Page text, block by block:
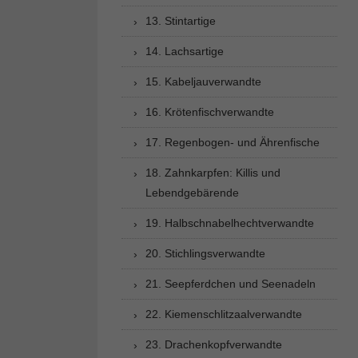
13. Stintartige
14. Lachsartige
15. Kabeljauverwandte
16. Krötenfischverwandte
17. Regenbogen- und Ährenfische
18. Zahnkarpfen: Killis und
Lebendgebärende
19. Halbschnabelhechtverwandte
20. Stichlingsverwandte
21. Seepferdchen und Seenadeln
22. Kiemenschlitzaalverwandte
23. Drachenkopfverwandte